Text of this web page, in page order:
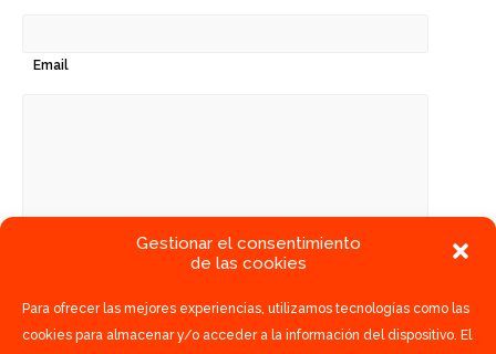
Gestionar el consentimiento
de las cookies
Para ofrecer las mejores experiencias, utilizamos tecnologías como las
cookies para almacenar y/o acceder a la información del dispositivo. El
Email